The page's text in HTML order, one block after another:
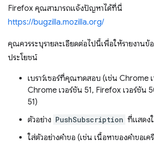
Firefox คุณสามารถแจ้งปัญหาได้ที่นี่
https://bugzilla.mozilla.org/
คุณควรระบุรายละเอียดต่อไปนี้เพื่อให้รายงาน
ประโยชน์
เบราว์เซอร์ที่คุณทดสอบ (เช่น Chrome
Chrome เวอร์ชัน 51, Firefox เวอร์ชัน
51)
ตัวอย่าง PushSubscription ที่แสดง
ใส่ตัวอย่างคำขอ (เช่น เนื้อหาของคำขอเค